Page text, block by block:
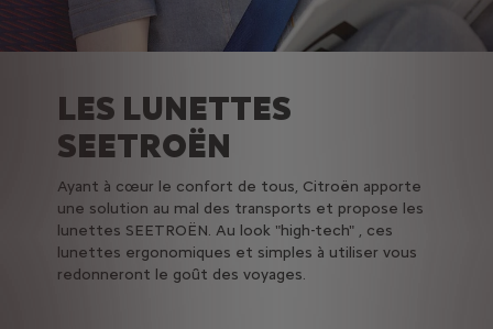
LES LUNETTES
SEETROËN
Ayant à cœur le confort de tous, Citroën apporte
une solution au mal des transports et propose les
lunettes SEETROËN. Au look "high-tech" , ces
lunettes ergonomiques et simples à utiliser vous
redonneront le goût des voyages.